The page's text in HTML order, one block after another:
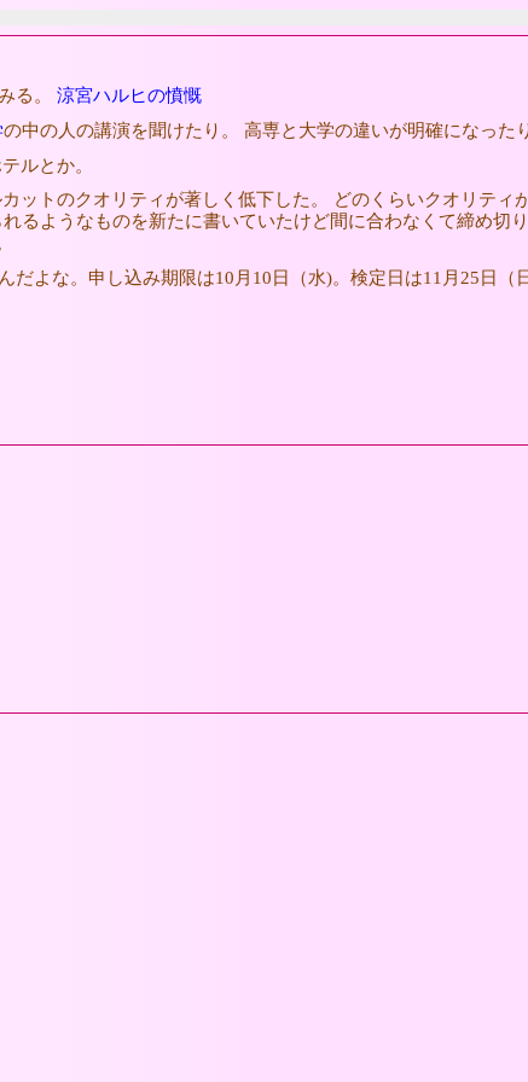
る。涼宮ハルヒの憤慨
の中の人の講演を聞けたり。 高専と大学の違いが明確になった
ルとか。
ットのクオリティが著しく低下した。 どのくらいクオリティ
るようなものを新たに書いていたけど間に合わなくて締め切
だよな。申し込み期限は10月10日（水)。検定日は11月25日（